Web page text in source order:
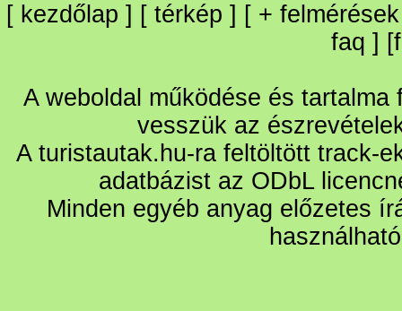
[ kezdőlap ] [ térkép ] [ + felmérések
faq ] [
A weboldal működése és
vesszük az
A turistautak.hu-ra feltöltött track-
adatbázist az ODbL
Minden egyéb anyag előzetes